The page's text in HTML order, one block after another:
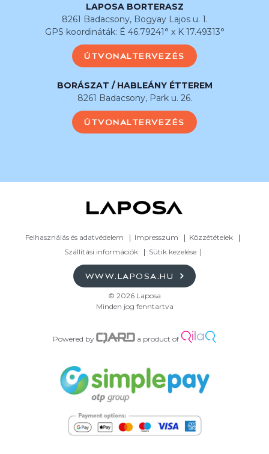
LAPOSA BORTERASZ
8261 Badacsony, Bogyay Lajos u. 1.
GPS koordináták: É 46.79241° x K 17.49313°
ÚTVONALTERVEZÉS
BORÁSZAT / HABLEÁNY ÉTTEREM
8261 Badacsony, Park u. 26.
ÚTVONALTERVEZÉS
Felhasználás és adatvédelem Impresszum
Közzétételek
Szállítási információk
Sütik kezelése
WWW.LAPOSA.HU
© 2026 Laposa
Minden jog fenntartva
Powered by a product of